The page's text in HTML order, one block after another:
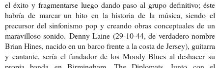
el éxito y fragmentarse luego dando paso al grupo definitivo; éste
habría de marcar un hito en la historia de la música, siendo el
precursor del sinfonismo pop y creando obras conceptuales de un
maravilloso sonido. Denny Laine (29-10-44, de verdadero nombre
Brian Hines, nacido en un barco frente a la costa de Jersey), guitarra
y cantante, sería el fundador de los Moody Blues al deshacer su